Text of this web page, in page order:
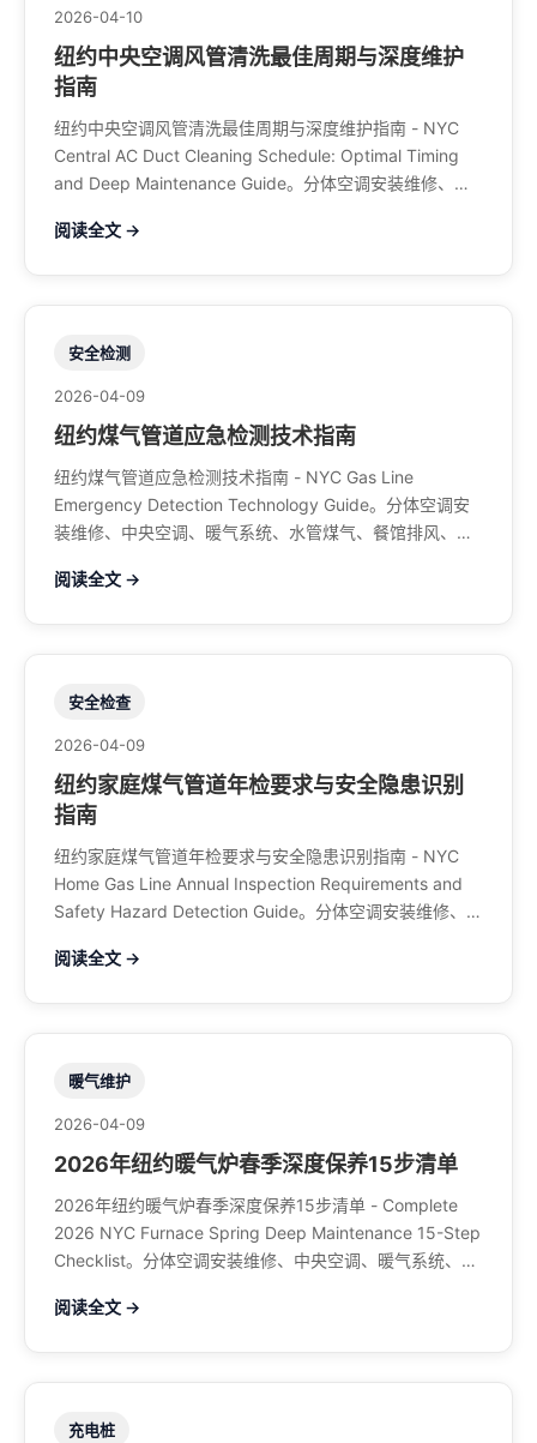
2026-04-10
纽约中央空调风管清洗最佳周期与深度维护
指南
纽约中央空调风管清洗最佳周期与深度维护指南 - NYC
Central AC Duct Cleaning Schedule: Optimal Timing
and Deep Maintenance Guide。分体空调安装维修、中
桩。电话：929-708-8979
阅读全文 →
安全检测
2026-04-09
纽约煤气管道应急检测技术指南
纽约煤气管道应急检测技术指南 - NYC Gas Line
Emergency Detection Technology Guide。分体空调安
装维修、中央空调、暖气系统、水管煤气、餐馆排风、特
阅读全文 →
安全检查
2026-04-09
纽约家庭煤气管道年检要求与安全隐患识别
指南
纽约家庭煤气管道年检要求与安全隐患识别指南 - NYC
Home Gas Line Annual Inspection Requirements and
Safety Hazard Detection Guide。分体空调安装维修、中
桩。电话：929-708-8979
阅读全文 →
暖气维护
2026-04-09
2026年纽约暖气炉春季深度保养15步清单
2026年纽约暖气炉春季深度保养15步清单 - Complete
2026 NYC Furnace Spring Deep Maintenance 15-Step
Checklist。分体空调安装维修、中央空调、暖气系统、水
8979
阅读全文 →
充电桩